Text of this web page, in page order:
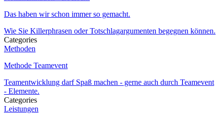
Das haben wir schon immer so gemacht.
Wie Sie Killerphrasen oder Totschlagargumenten begegnen können.
Categories
Methoden
Methode Teamevent
Teamentwicklung darf Spaß machen - gerne auch durch Teamevent
- Elemente.
Categories
Leistungen